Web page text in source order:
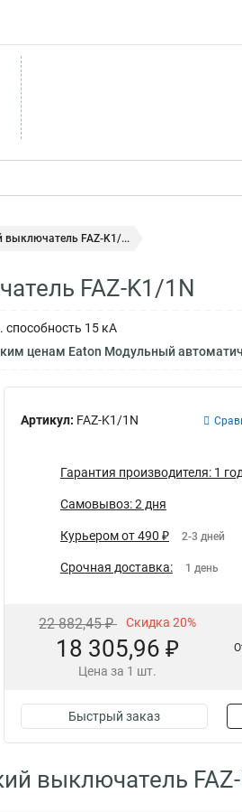
выключатель FAZ-K1/...
FAZ-K1/1N
15 кА
ценам Eaton Модульный
Артикул: FAZ-K1/1N
Гарантия производителя: 1
Самовывоз: 2 дня
Курьером от 490 ₽ 2-3 дней
Срочная доставка: 1 день
22 882,45 ₽ Скидка 20%
18 305,96 ₽
Цена за 1 шт.
Быстрый заказ
выключатель